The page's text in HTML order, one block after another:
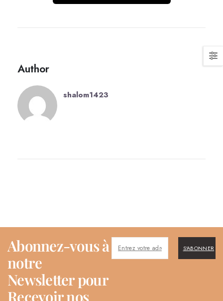
Author
shalom1423
Abonnez-vous à
notre
Newsletter pour
Recevoir nos
S'ABONNER